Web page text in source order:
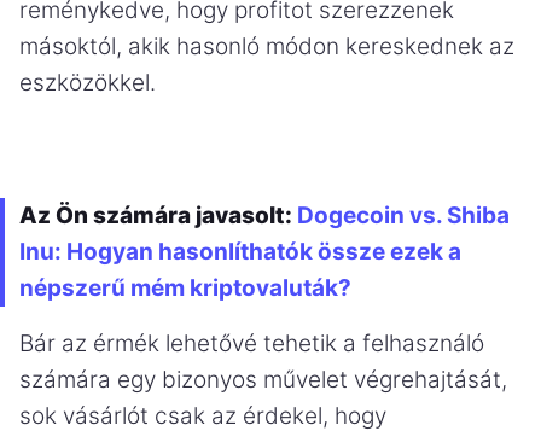
reménykedve, hogy profitot szerezzenek
másoktól, akik hasonló módon kereskednek az
eszközökkel.
Az Ön számára javasolt: Dogecoin vs. Shiba
Inu: Hogyan hasonlíthatók össze ezek a
népszerű mém kriptovaluták?
Bár az érmék lehetővé tehetik a felhasználó
számára egy bizonyos művelet végrehajtását,
sok vásárlót csak az érdekel, hogy